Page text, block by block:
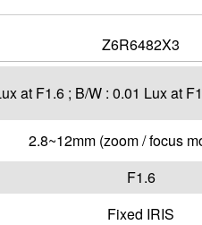
Z6R6482X3
at F1.6 ; B/W : 0.01 Lux at
2.8~12mm (zoom / focus
F1.6
Fixed IRIS